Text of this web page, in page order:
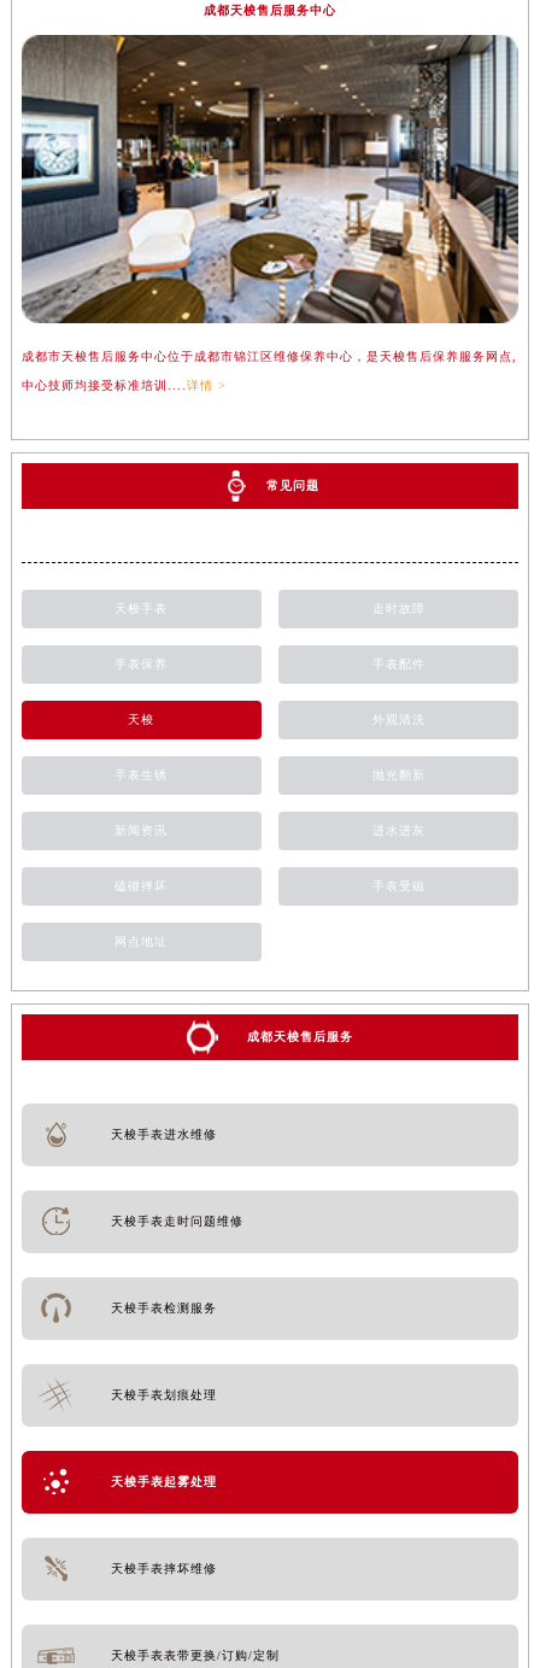
成都天梭售后服务中心
成都市天梭售后服务中心位于成都市锦江区维修保养中心，是天梭售后保养服务网点,
中心技师均接受标准培训.... 详情 >
常见问题
天梭手表 走时故障
手表保养 手表配件
天梭 外观清洗
手表生锈 抛光翻新
新闻资讯 进水进灰
磕碰摔坏 手表受磁
网点地址
成都天梭售后服务
天梭手表进水维修
天梭手表走时问题维修
天梭手表检测服务
天梭手表划痕处理
天梭手表起雾处理
天梭手表摔坏维修
天梭手表表带更换/订购/定制